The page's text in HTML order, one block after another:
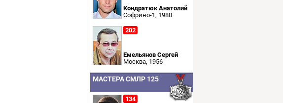
Кондратюк Анатолий
Софрино-1, 1980
202
Емельянов Сергей
Москва, 1956
МАСТЕРА СМЛР 125
134